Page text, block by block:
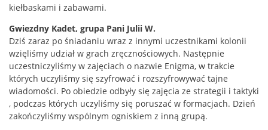
kiełbaskami i zabawami.
Gwiezdny Kadet, grupa Pani Julii W.
Dziś zaraz po śniadaniu wraz z innymi uczestnikami kolonii
wzięliśmy udział w grach zręcznościowych. Następnie
uczestniczyliśmy w zajęciach o nazwie Enigma, w trakcie
których uczyliśmy się szyfrować i rozszyfrowywać tajne
wiadomości. Po obiedzie odbyły się zajęcia ze strategii i taktyki
, podczas których uczyliśmy się poruszać w formacjach. Dzień
zakończyliśmy wspólnym ogniskiem z inną grupą.